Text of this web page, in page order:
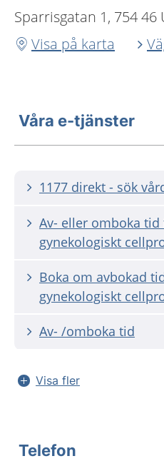
Sparrisgatan 1, 754 46
Visa på karta
Våra e-tjänster
1177 direkt - sök
Av- eller omboka tid
gynekologiskt
Boka om avbokad
gynekologiskt
Av- /omboka tid
Visa fler
Telefon